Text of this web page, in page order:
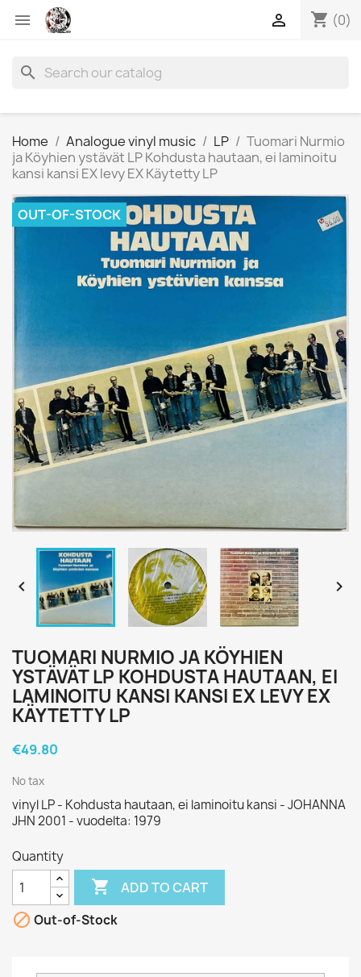
 shopping_cart (0)

search
Home Analogue vinyl music LP
Tuomari Nurmio
ja Köyhien ystävät LP Kohdusta hautaan, ei laminoitu
kansi kansi EX levy EX Käytetty LP
OUT-OF-STOCK
 
TUOMARI NURMIO JA KÖYHIEN
YSTÄVÄT LP KOHDUSTA HAUTAAN, EI
LAMINOITU KANSI KANSI EX LEVY EX
KÄYTETTY LP
€49.80
No tax
vinyl LP - Kohdusta hautaan, ei laminoitu kansi - JOHANNA
JHN 2001 - vuodelta: 1979
Quantity
 ADD TO CART
 Out-of-Stock